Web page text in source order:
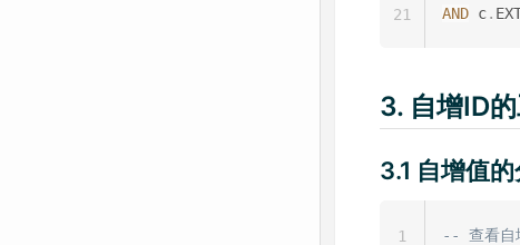
AND c.
21
3. 自增ID
3.1 自增值
-- 查看自
1